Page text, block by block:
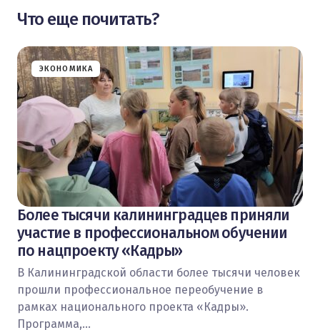
Что еще почитать?
ЭКОНОМИКА
Более тысячи калининградцев приняли
участие в профессиональном обучении
по нацпроекту «Кадры»
В Калининградской области более тысячи человек
прошли профессиональное переобучение в
рамках национального проекта «Кадры».
Программа,…